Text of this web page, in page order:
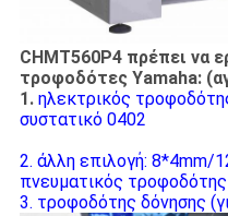
CHMT560P4 πρέπει να
τροφοδότες Yamaha:
1. ηλεκτρικός
συστατικό 0402
2. άλλη επιλογή: 8*4mm/
πνευματικός τροφοδότης
3. τροφοδότης δόνησης